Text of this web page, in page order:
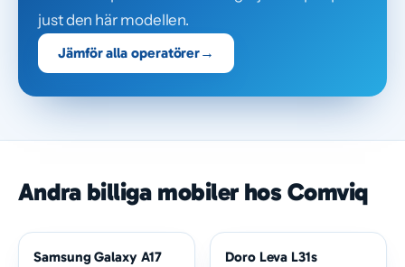
just den här modellen.
Jämför alla operatörer→
Andra billiga mobiler hos Comviq
Samsung Galaxy A17 Doro Leva L31s